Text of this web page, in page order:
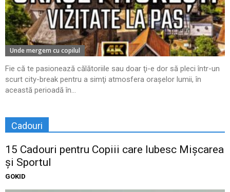
Unde mergem cu copilul
Fie că te pasionează călătoriile sau doar ţi-e dor să pleci într-un
scurt city-break pentru a simţi atmosfera oraşelor lumii, în
această perioadă în...
Cadouri
15 Cadouri pentru Copiii care Iubesc Mișcarea
și Sportul
GOKID